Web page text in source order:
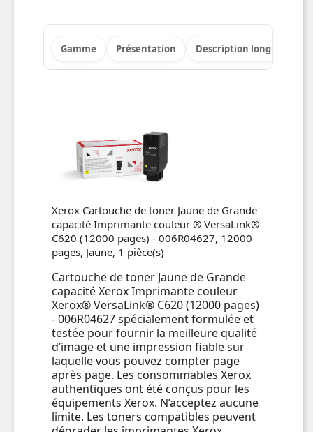
Gamme Présentation Description longue
Xerox Cartouche de toner Jaune de Grande
capacité Imprimante couleur ® VersaLink®
C620 (12000 pages) - 006R04627, 12000
pages, Jaune, 1 pièce(s)
Cartouche de toner Jaune de Grande
capacité Xerox Imprimante couleur
Xerox® VersaLink® C620 (12000 pages)
- 006R04627 spécialement formulée et
testée pour fournir la meilleure qualité
d’image et une impression fiable sur
laquelle vous pouvez compter page
après page. Les consommables Xerox
authentiques ont été conçus pour les
équipements Xerox. N’acceptez aucune
limite. Les toners compatibles peuvent